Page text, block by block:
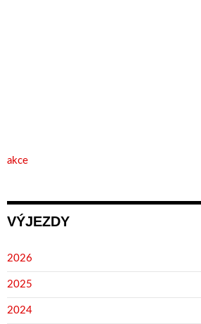
akce
VÝJEZDY
2026
2025
2024